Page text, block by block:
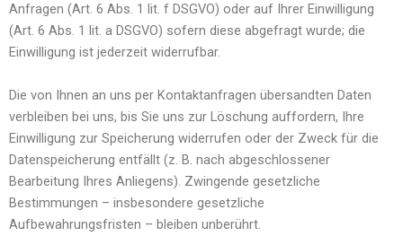
Anfragen (Art. 6 Abs. 1 lit. f DSGVO) oder auf Ihrer Einwilligung
(Art. 6 Abs. 1 lit. a DSGVO) sofern diese abgefragt wurde; die
Einwilligung ist jederzeit widerrufbar.
Die von Ihnen an uns per Kontaktanfragen übersandten Daten
verbleiben bei uns, bis Sie uns zur Löschung auffordern, Ihre
Einwilligung zur Speicherung widerrufen oder der Zweck für die
Datenspeicherung entfällt (z. B. nach abgeschlossener
Bearbeitung Ihres Anliegens). Zwingende gesetzliche
Bestimmungen – insbesondere gesetzliche
Aufbewahrungsfristen – bleiben unberührt.